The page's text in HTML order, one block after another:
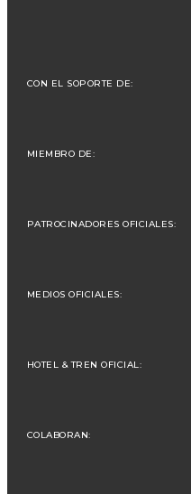
CON EL SOPORTE DE:
MIEMBRO DE:
PATROCINADORES OFICIALES:
MEDIOS OFICIALES:
HOTEL & TREN OFICIAL:
COLABORAN: